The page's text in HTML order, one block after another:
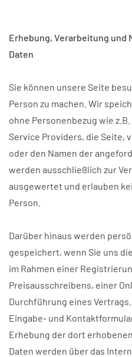
Erhebung, Verarbeitung und
Daten
Sie können unsere Seite
Person zu machen. Wir
ohne Personenbezug wie
Service Providers, die Seite,
oder den Namen der
werden ausschließlich zur
ausgewertet und erlauben
Person.
Darüber hinaus werden
gespeichert, wenn Sie uns
im Rahmen einer
Preisausschreibens, einer
Durchführung eines
Eingabe- und
Erhebung der dort
Daten werden über das